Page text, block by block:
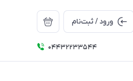
ورود / ثبت‌نام
04432233544